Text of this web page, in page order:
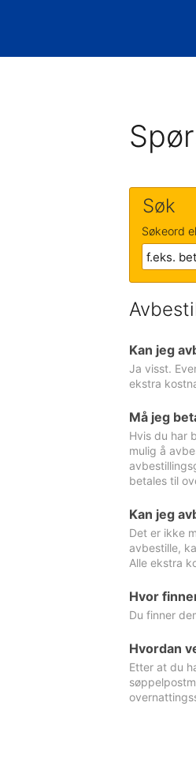
Søk
Søkeord
Kan jeg
Ja visst.
ekstra
Må jeg
Hvis du har
mulig å
betales til
Kan jeg
Det er ikke
avbestille,
Alle ekstra
Hvor
Du finner
Hvordan
Etter at du